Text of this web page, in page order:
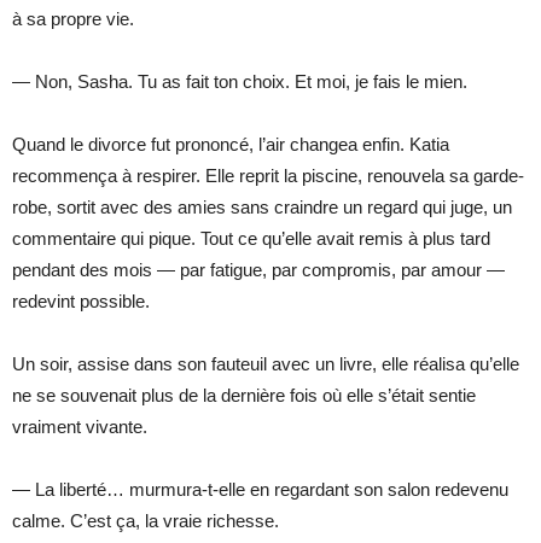
à sa propre vie.
— Non, Sasha. Tu as fait ton choix. Et moi, je fais le mien.
Quand le divorce fut prononcé, l’air changea enfin. Katia
recommença à respirer. Elle reprit la piscine, renouvela sa garde-
robe, sortit avec des amies sans craindre un regard qui juge, un
commentaire qui pique. Tout ce qu’elle avait remis à plus tard
pendant des mois — par fatigue, par compromis, par amour —
redevint possible.
Un soir, assise dans son fauteuil avec un livre, elle réalisa qu’elle
ne se souvenait plus de la dernière fois où elle s’était sentie
vraiment vivante.
— La liberté… murmura-t-elle en regardant son salon redevenu
calme. C’est ça, la vraie richesse.